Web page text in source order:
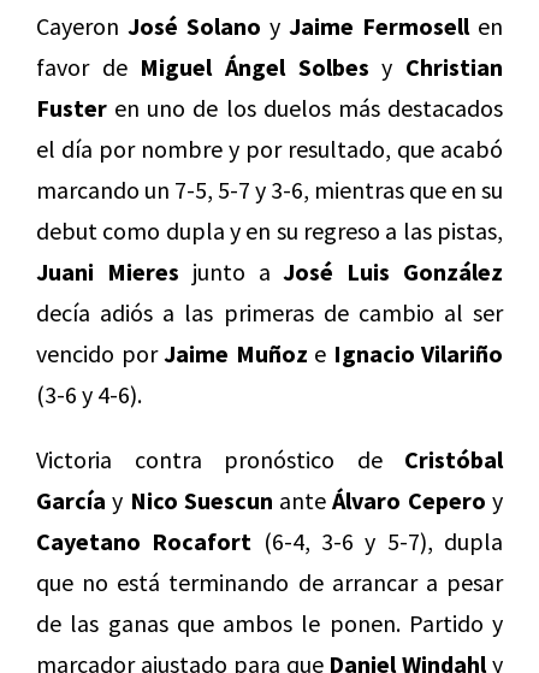
Cayeron José Solano y Jaime Fermosell en
favor de Miguel Ángel Solbes y Christian
Fuster en uno de los duelos más destacados
el día por nombre y por resultado, que acabó
marcando un 7-5, 5-7 y 3-6, mientras que en su
debut como dupla y en su regreso a las pistas,
Juani Mieres junto aJosé Luis González
decía adiós a las primeras de cambio al ser
vencido porJaime Muñoz e Ignacio Vilariño
(3-6 y 4-6).
Victoria contra pronóstico de Cristóbal
García y Nico Suescun anteÁlvaro Cepero y
Cayetano Rocafort (6-4, 3-6 y 5-7), dupla
que no está terminando de arrancar a pesar
de las ganas que ambos le ponen. Partido y
marcador ajustado para que Daniel Windahl y